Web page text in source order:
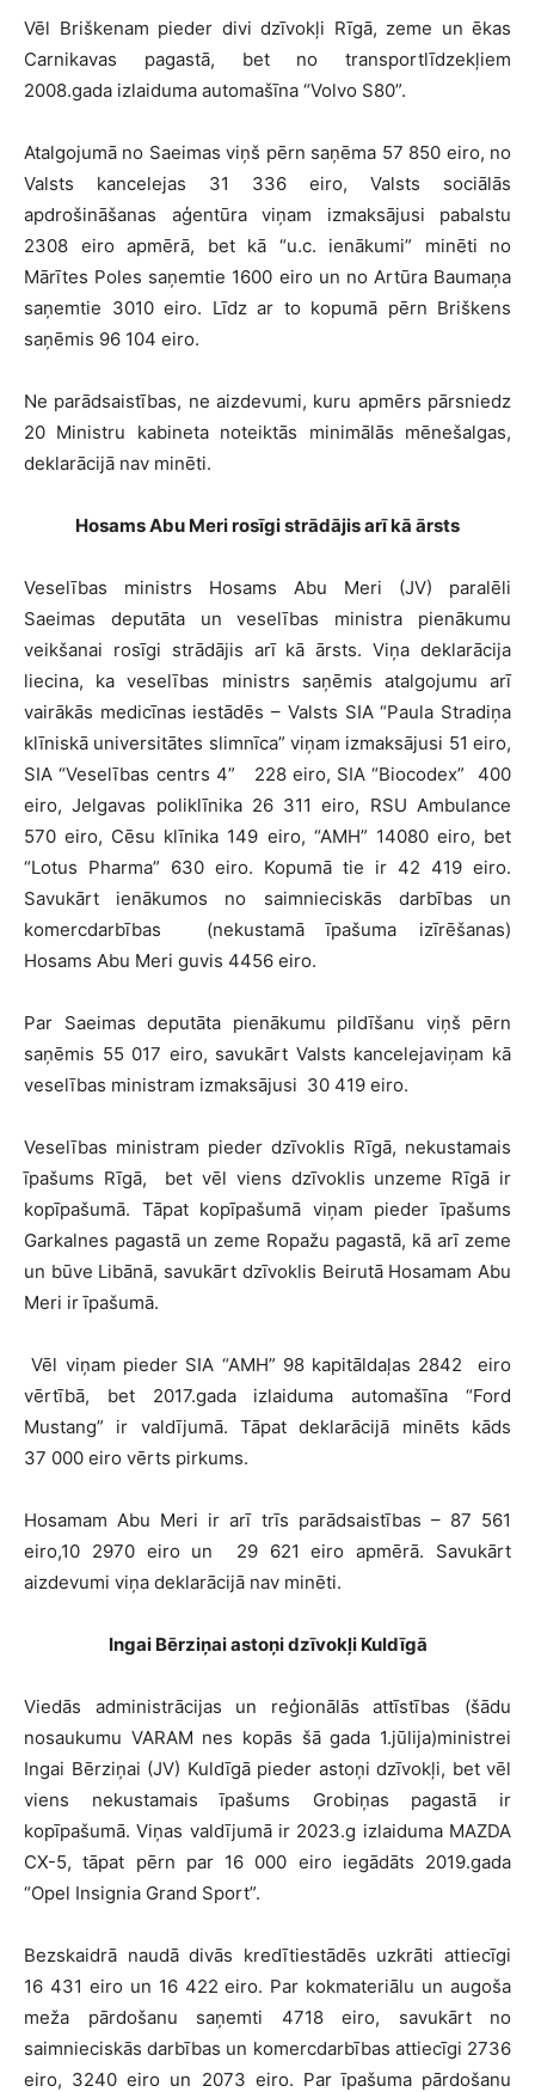
Vēl Briškenam pieder divi dzīvokļi Rīgā, zeme un ēkas
Carnikavas pagastā, bet no transportlīdzekļiem
2008.gada izlaiduma automašīna “Volvo S80”.
Atalgojumā no Saeimas viņš pērn saņēma 57 850 eiro, no
Valsts kancelejas 31 336 eiro, Valsts sociālās
apdrošināšanas aģentūra viņam izmaksājusi pabalstu
2308 eiro apmērā, bet kā “u.c. ienākumi” minēti no
Mārītes Poles saņemtie 1600 eiro un no Artūra Baumaņa
saņemtie 3010 eiro. Līdz ar to kopumā pērn Briškens
saņēmis 96 104 eiro.
Ne parādsaistības, ne aizdevumi, kuru apmērs pārsniedz
20 Ministru kabineta noteiktās minimālās mēnešalgas,
deklarācijā nav minēti.
Hosams Abu Meri rosīgi strādājis arī kā ārsts
Veselības ministrs Hosams Abu Meri (JV) paralēli
Saeimas deputāta un veselības ministra pienākumu
veikšanai rosīgi strādājis arī kā ārsts. Viņa deklarācija
liecina, ka veselības ministrs saņēmis atalgojumu arī
vairākās medicīnas iestādēs – Valsts SIA “Paula Stradiņa
klīniskā universitātes slimnīca” viņam izmaksājusi 51 eiro,
SIA “Veselības centrs 4” 228 eiro, SIA “Biocodex” 400
eiro, Jelgavas poliklīnika 26 311 eiro, RSU Ambulance
570 eiro, Cēsu klīnika 149 eiro, “AMH” 14080 eiro, bet
“Lotus Pharma” 630 eiro. Kopumā tie ir 42 419 eiro.
Savukārt ienākumos no saimnieciskās darbības un
komercdarbības (nekustamā īpašuma izīrēšanas)
Hosams Abu Meri guvis 4456 eiro.
Par Saeimas deputāta pienākumu pildīšanu viņš pērn
saņēmis 55 017 eiro, savukārt Valsts kancelejaviņam kā
veselības ministram izmaksājusi 30 419 eiro.
Veselības ministram pieder dzīvoklis Rīgā, nekustamais
īpašums Rīgā, bet vēl viens dzīvoklis unzeme Rīgā ir
kopīpašumā. Tāpat kopīpašumā viņam pieder īpašums
Garkalnes pagastā un zeme Ropažu pagastā, kā arī zeme
un būve Libānā, savukārt dzīvoklis Beirutā Hosamam Abu
Meri ir īpašumā.
Vēl viņam pieder SIA “AMH” 98 kapitāldaļas 2842 eiro
vērtībā, bet 2017.gada izlaiduma automašīna “Ford
Mustang” ir valdījumā. Tāpat deklarācijā minēts kāds
37 000 eiro vērts pirkums.
Hosamam Abu Meri ir arī trīs parādsaistības – 87 561
eiro,10 2970 eiro un 29 621 eiro apmērā. Savukārt
aizdevumi viņa deklarācijā nav minēti.
Ingai Bērziņai astoņi dzīvokļi Kuldīgā
Viedās administrācijas un reģionālās attīstības (šādu
nosaukumu VARAM nes kopās šā gada 1.jūlija)ministrei
Ingai Bērziņai (JV) Kuldīgā pieder astoņi dzīvokļi, bet vēl
viens nekustamais īpašums Grobiņas pagastā ir
kopīpašumā. Viņas valdījumā ir 2023.g izlaiduma MAZDA
CX-5, tāpat pērn par 16 000 eiro iegādāts 2019.gada
“Opel Insignia Grand Sport”.
Bezskaidrā naudā divās kredītiestādēs uzkrāti attiecīgi
16 431 eiro un 16 422 eiro. Par kokmateriālu un augoša
meža pārdošanu saņemti 4718 eiro, savukārt no
saimnieciskās darbības un komercdarbības attiecīgi 2736
eiro, 3240 eiro un 2073 eiro. Par īpašuma pārdošanu